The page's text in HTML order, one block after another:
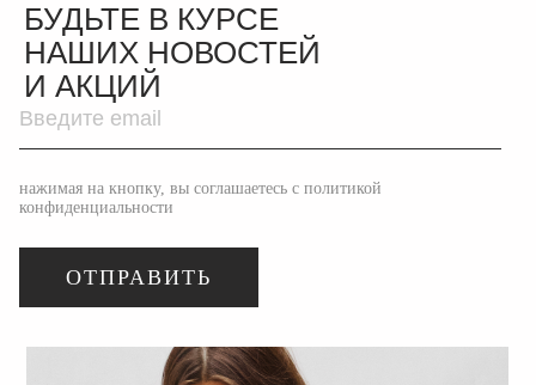
БУДЬТЕ В КУРСЕ
НАШИХ НОВОСТЕЙ
И АКЦИЙ
нажимая на кнопку, вы соглашаетесь с политикой
конфиденциальности
ОТПРАВИТЬ